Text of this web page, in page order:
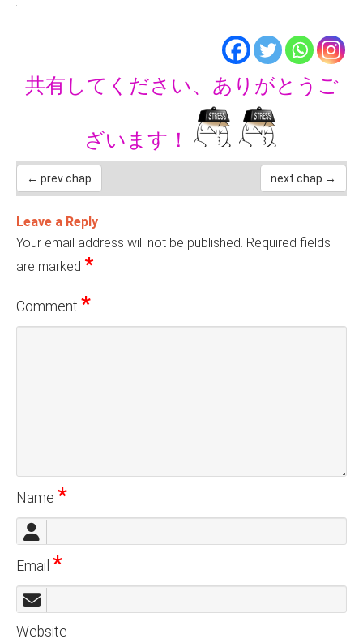
共有してください、ありがとうご
ざいます！
← prev chap next chap →
Leave a Reply
Your email address will not be published. Required fields
are marked *
Comment *
Name *
Email *
Website